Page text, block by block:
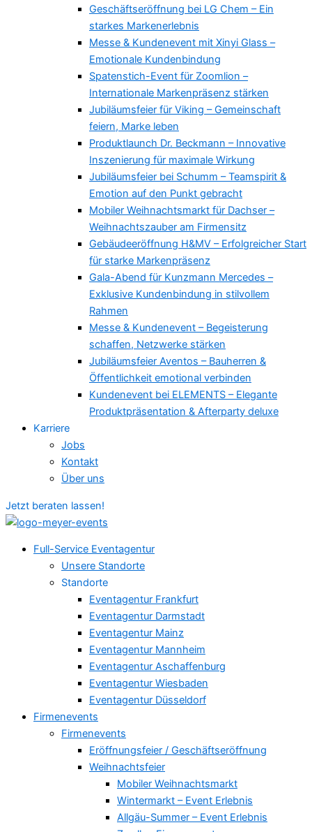
Geschäftseröffnung bei LG Chem – Ein
starkes Markenerlebnis
Messe & Kundenevent mit Xinyi Glass –
Emotionale Kundenbindung
Spatenstich-Event für Zoomlion –
Internationale Markenpräsenz stärken
Jubiläumsfeier für Viking – Gemeinschaft
feiern, Marke leben
Produktlaunch Dr. Beckmann – Innovative
Inszenierung für maximale Wirkung
Jubiläumsfeier bei Schumm – Teamspirit &
Emotion auf den Punkt gebracht
Mobiler Weihnachtsmarkt für Dachser –
Weihnachtszauber am Firmensitz
Gebäudeeröffnung H&MV – Erfolgreicher Start
für starke Markenpräsenz
Gala-Abend für Kunzmann Mercedes –
Exklusive Kundenbindung in stilvollem
Rahmen
Messe & Kundenevent – Begeisterung
schaffen, Netzwerke stärken
Jubiläumsfeier Aventos – Bauherren &
Öffentlichkeit emotional verbinden
Kundenevent bei ELEMENTS – Elegante
Produktpräsentation & Afterparty deluxe
Karriere
Jobs
Kontakt
Über uns
Jetzt beraten lassen!
Full-Service Eventagentur
Unsere Standorte
Standorte
Eventagentur Frankfurt
Eventagentur Darmstadt
Eventagentur Mainz
Eventagentur Mannheim
Eventagentur Aschaffenburg
Eventagentur Wiesbaden
Eventagentur Düsseldorf
Firmenevents
Firmenevents
Eröffnungsfeier / Geschäftseröffnung
Weihnachtsfeier
Mobiler Weihnachtsmarkt
Wintermarkt – Event Erlebnis
Allgäu-Summer – Event Erlebnis